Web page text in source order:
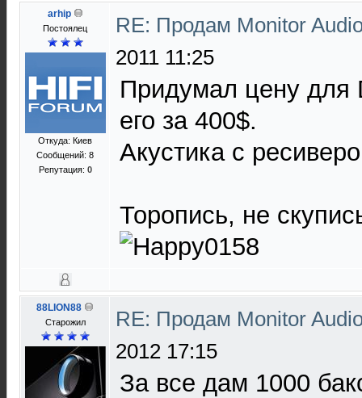
arhip
Постоялец
Откуда: Киев
Сообщений: 8
Репутация: 0
RE: Продам Monitor
2011 11:25
Придумал цену для
его за 400$.
Акустика с
Торопись, не
88LION88
Старожил
RE: Продам Monitor
2012 17:15
За все дам 1000